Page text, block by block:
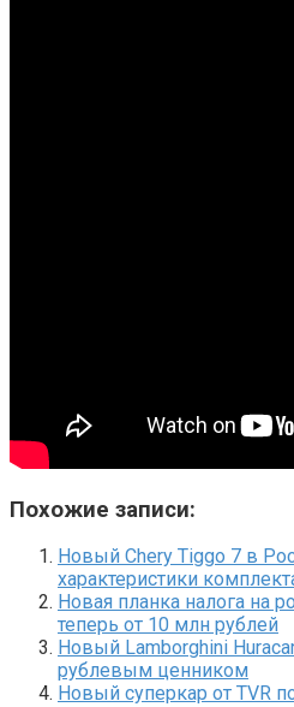
Похожие записи:
Новый Chery Tiggo 7 в
характеристики
Новая планка налога на
теперь от 10 млн рублей
Новый Lamborghini
рублевым ценником
Новый суперкар от TVR